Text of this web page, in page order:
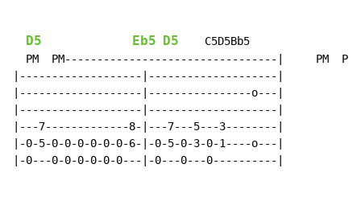
D5 Eb5 D5
    C5D5Bb5
PM  PM---------------------------------|     PM  PM
|-------------------|--------------------|
|-------------------|----------------o---|
|-------------------|--------------------|
|---7-------------8-|---7---5---3--------|
|-0-5-0-0-0-0-0-0-6-|-0-5-0-3-0-1----o---|
|-0---0-0-0-0-0-0---|-0---0---0----------|